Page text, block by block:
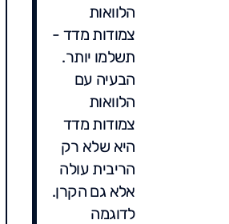
הלוואות
צמודות מדד -
תשלמו יותר.
הבעיה עם
הלוואות
צמודות מדד
היא שלא רק
הריבית עולה
אלא גם הקרן.
לדוגמה